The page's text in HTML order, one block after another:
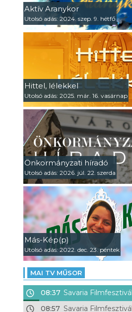
Aktív Aranykor
Utolsó adás: 2024. szep. 9. hétfő
Hittel, lélekkel
Utolsó adás: 2025. már. 16. vasárnap
Önkormányzati híradó
Utolsó adás: 2026. júl. 22. szerda
Más-Kép(p)
Utolsó adás: 2022. dec. 23. péntek
MAI TV MŰSOR
08:37 Savaria Filmfesztivál
08:57 Savaria Filmfesztivál